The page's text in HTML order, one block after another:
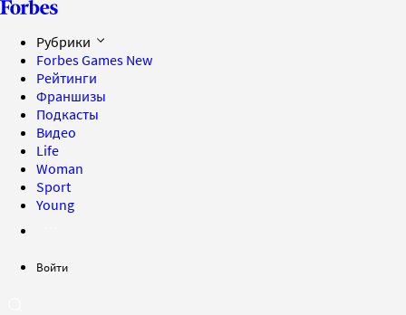
Рубрики
Forbes Games New
Рейтинги
Франшизы
Подкасты
Видео
Life
Woman
Sport
Young
Войти